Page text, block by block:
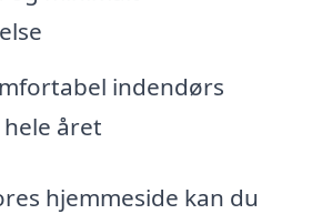
indendørs
året
hjemmeside kan du